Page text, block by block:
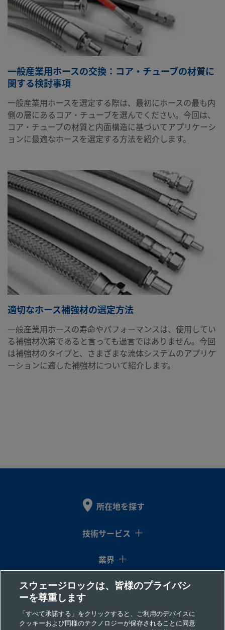
一般産業用ホースの交換：コア・チューブの材質に
関する検討事項
一般産業用ホースを選定する際は、最初にホースの最も内
側の層にあるコア・チューブを選んでください。今回は、
コア・チューブの材質と内面構造に基づいてアプリケーシ
ョンに最適なホースを選定する方法を紹介します。
適切なホース補強材の選定方法
一般産業用ホースの寿命やパフォーマンスは、使用してい
る補強材次第であると言っても過言ではありません。今回
は補強材のタイプと、さまざまな流体システムのアプリケ
ーションに適した補強材について紹介します。
所在地を探す
技術サービス
業界
コラム
リソース
スウェージロックは、皆様のプライバシ
ーを尊重します
「すべて承諾する」をクリックすると、ご利用のデバイスに
クッキーおよび同様のテクノロジーが保存されることに同意